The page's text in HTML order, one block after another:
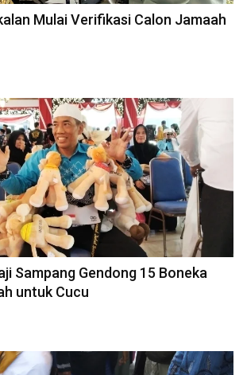
Mulai Verifikasi Calon Jamaah
Sampang Gendong 15 Boneka
untuk Cucu